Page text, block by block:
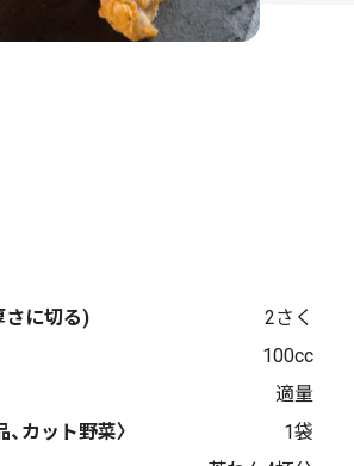
さに切る)
2さく
100cc
適量
カット野菜〉
1袋